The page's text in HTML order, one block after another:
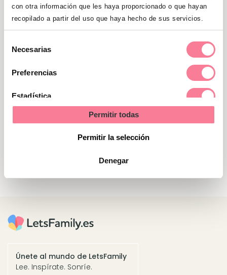
con otra información que les haya proporcionado o que hayan
recopilado a partir del uso que haya hecho de sus servicios.
Necesarias
Preferencias
Estadística
Permitir todas
Permitir la selección
Denegar
Sorteo válido hasta el hasta el 30/06/2024
Ganadores del sorteo
Mari Carmen Saiz Ramírez Tarancón (Cuenca)
Aitana Jiménez Peña Pinto (Madrid)
Únete al mundo de LetsFamily
Lee. Inspírate. Sonríe.